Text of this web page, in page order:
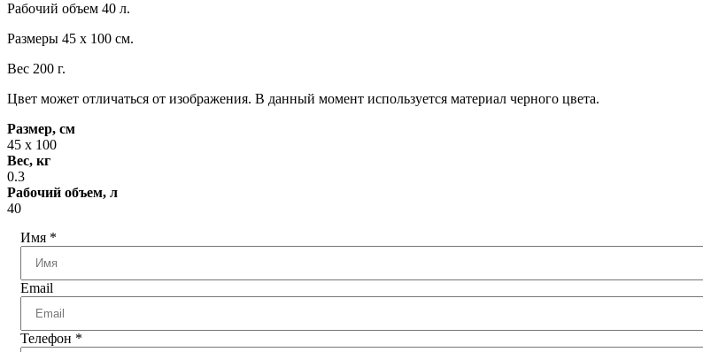
Рабочий объем 40 л.
Размеры 45 х 100 см.
Вес 200 г.
Цвет может отличаться от изображения. В данный момент используется материал черного цвета.
Размер, см
45 х 100
Вес, кг
0.3
Рабочий объем, л
40
Имя *
Email
Телефон *